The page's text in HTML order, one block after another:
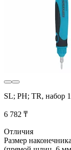
SL; PH; TR, набор
6 782 ₸
Отличия
Размер